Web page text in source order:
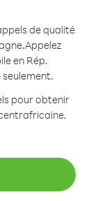
de qualité
Appelez
en Rép.
pour obtenir